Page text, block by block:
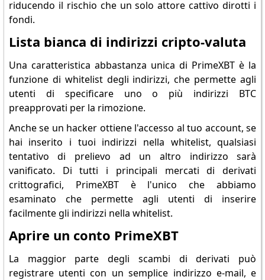
riducendo il rischio che un solo attore cattivo dirotti i
fondi.
Lista bianca di indirizzi cripto-valuta
Una caratteristica abbastanza unica di PrimeXBT è la
funzione di whitelist degli indirizzi, che permette agli
utenti di specificare uno o più indirizzi BTC
preapprovati per la rimozione.
Anche se un hacker ottiene l'accesso al tuo account, se
hai inserito i tuoi indirizzi nella whitelist, qualsiasi
tentativo di prelievo ad un altro indirizzo sarà
vanificato. Di tutti i principali mercati di derivati
crittografici, PrimeXBT è l'unico che abbiamo
esaminato che permette agli utenti di inserire
facilmente gli indirizzi nella whitelist.
Aprire un conto PrimeXBT
La maggior parte degli scambi di derivati può
registrare utenti con un semplice indirizzo e-mail, e